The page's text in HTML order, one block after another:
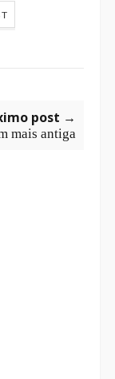
post →
mais antiga